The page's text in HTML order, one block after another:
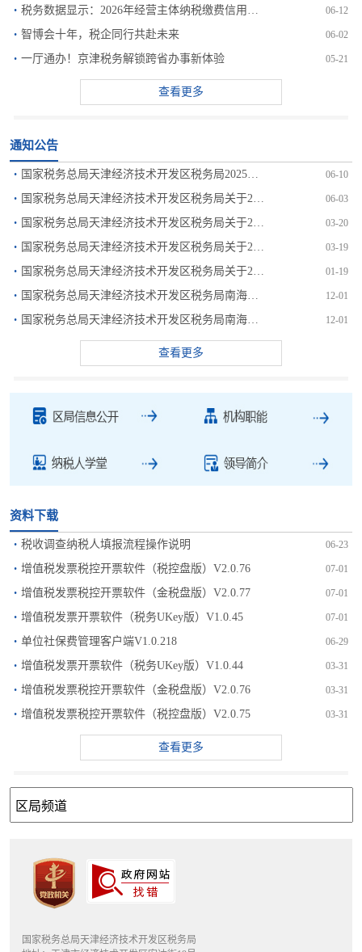
· 税务数据显示：2026年经营主体纳税缴费信用向好 06-12
· 智博会十年，税企同行共赴未来 06-02
· 一厅通办！京津税务解锁跨省办事新体验 05-21
查看更多
通知公告
· 国家税务总局天津经济技术开发区税务局2025年度法治税务... 06-10
· 国家税务总局天津经济技术开发区税务局关于2026年出口退... 06-03
· 国家税务总局天津经济技术开发区税务局关于2026年出口退... 03-20
· 国家税务总局天津经济技术开发区税务局关于2025年出口退... 03-19
· 国家税务总局天津经济技术开发区税务局关于2025年度残疾... 01-19
· 国家税务总局天津经济技术开发区税务局南海路税务所关于送达... 12-01
· 国家税务总局天津经济技术开发区税务局南海路税务所关于送达... 12-01
查看更多
资料下载
· 税收调查纳税人填报流程操作说明 06-23
· 增值税发票税控开票软件（税控盘版）V2.0.76 07-01
· 增值税发票税控开票软件（金税盘版）V2.0.77 07-01
· 增值税发票开票软件（税务UKey版）V1.0.45 07-01
· 单位社保费管理客户端V1.0.218 06-29
· 增值税发票开票软件（税务UKey版）V1.0.44 03-31
· 增值税发票税控开票软件（金税盘版）V2.0.76 03-31
· 增值税发票税控开票软件（税控盘版）V2.0.75 03-31
查看更多
国家税务总局天津经济技术开发区税务局